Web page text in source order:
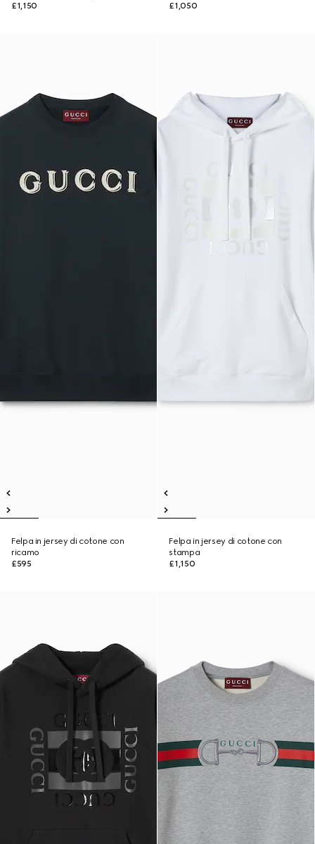
£1,150
£1,050
Felpa in jersey di cotone con
ricamo
£595
Felpa in jersey di cotone con
stampa
£1,150